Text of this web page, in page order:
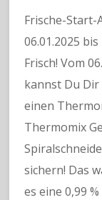
Frische-
06.01.2025
Frisch! Vom
kannst Du Dir
einen
Thermomix
sichern! Das
es eine 0,99